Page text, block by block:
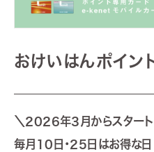
おけいはんポイン
＼2026年3月からスタート
毎月10日・25日はお得な日